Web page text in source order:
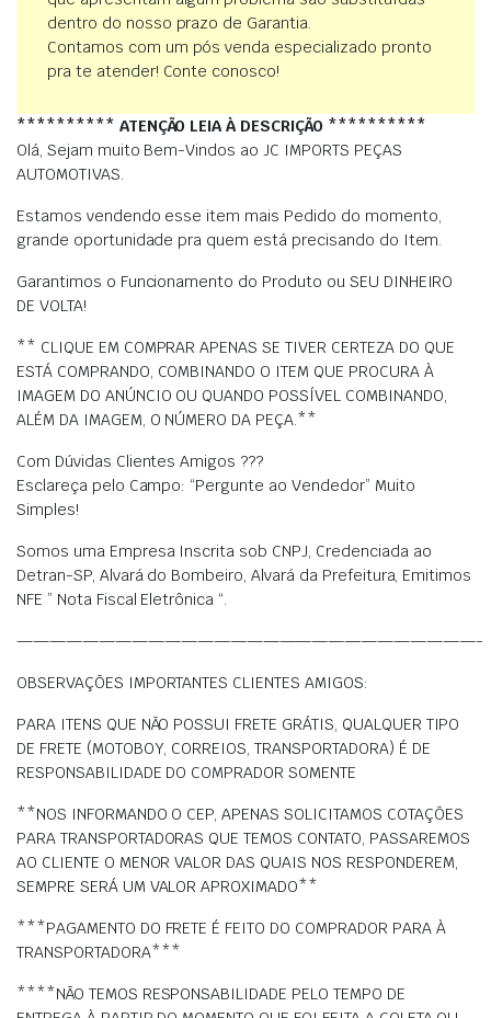
dentro do nosso prazo de Garantia.
Contamos com um pós venda especializado pronto
pra te atender! Conte conosco!
********** ATENÇÃO LEIA À DESCRIÇÃO **********
Olá, Sejam muito Bem-Vindos ao JC IMPORTS PEÇAS
AUTOMOTIVAS.
Estamos vendendo esse item mais Pedido do momento,
grande oportunidade pra quem está precisando do Item.
Garantimos o Funcionamento do Produto ou SEU DINHEIRO
DE VOLTA!
** CLIQUE EM COMPRAR APENAS SE TIVER CERTEZA DO QUE
ESTÁ COMPRANDO, COMBINANDO O ITEM QUE PROCURA À
IMAGEM DO ANÚNCIO OU QUANDO POSSÍVEL COMBINANDO,
ALÉM DA IMAGEM, O NÚMERO DA PEÇA.**
Com Dúvidas Clientes Amigos ???
Esclareça pelo Campo: “Pergunte ao Vendedor” Muito
Simples!
Somos uma Empresa Inscrita sob CNPJ, Credenciada ao
Detran-SP, Alvará do Bombeiro, Alvará da Prefeitura, Emitimos
NFE ” Nota Fiscal Eletrônica “.
————————————————————————————-
OBSERVAÇÕES IMPORTANTES CLIENTES AMIGOS:
PARA ITENS QUE NÃO POSSUI FRETE GRÁTIS, QUALQUER TIPO
DE FRETE (MOTOBOY, CORREIOS, TRANSPORTADORA) É DE
RESPONSABILIDADE DO COMPRADOR SOMENTE
**NOS INFORMANDO O CEP, APENAS SOLICITAMOS COTAÇÕES
PARA TRANSPORTADORAS QUE TEMOS CONTATO, PASSAREMOS
AO CLIENTE O MENOR VALOR DAS QUAIS NOS RESPONDEREM,
SEMPRE SERÁ UM VALOR APROXIMADO**
***PAGAMENTO DO FRETE É FEITO DO COMPRADOR PARA À
TRANSPORTADORA***
****NÃO TEMOS RESPONSABILIDADE PELO TEMPO DE